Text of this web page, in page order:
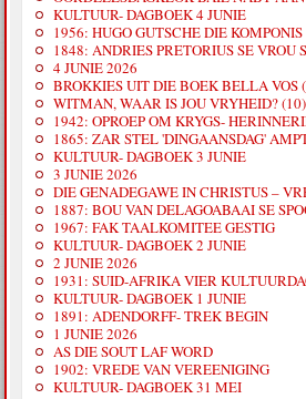
KULTUUR- DAGBOEK 4 JUNIE
1956: HUGO GUTSCHE DIE KOMPONIS
1848: ANDRIES PRETORIUS SE VROU
4 JUNIE 2026
BROKKIES UIT DIE BOEK BELLA VOS
WITMAN, WAAR IS JOU VRYHEID?
1942: OPROEP OM KRYGS-
1865: ZAR STEL 'DINGAANSDAG'
KULTUUR- DAGBOEK 3 JUNIE
3 JUNIE 2026
DIE GENADEGAWE IN CHRISTUS –
1887: BOU VAN DELAGOABAAI SE
1967: FAK TAALKOMITEE GESTIG
KULTUUR- DAGBOEK 2 JUNIE
2 JUNIE 2026
1931: SUID-AFRIKA VIER
KULTUUR- DAGBOEK 1 JUNIE
1891: ADENDORFF- TREK BEGIN
1 JUNIE 2026
AS DIE SOUT LAF WORD
1902: VREDE VAN VEREENIGING
KULTUUR- DAGBOEK 31 MEI